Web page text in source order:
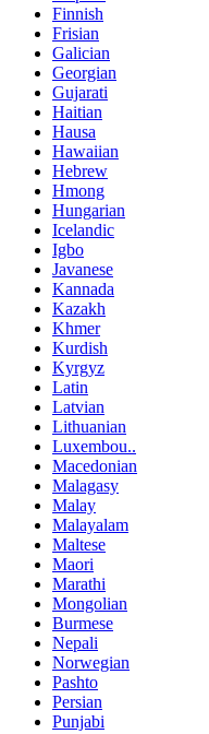
Finnish
Frisian
Galician
Georgian
Gujarati
Haitian
Hausa
Hawaiian
Hebrew
Hmong
Hungarian
Icelandic
Igbo
Javanese
Kannada
Kazakh
Khmer
Kurdish
Kyrgyz
Latin
Latvian
Lithuanian
Luxembou..
Macedonian
Malagasy
Malay
Malayalam
Maltese
Maori
Marathi
Mongolian
Burmese
Nepali
Norwegian
Pashto
Persian
Punjabi